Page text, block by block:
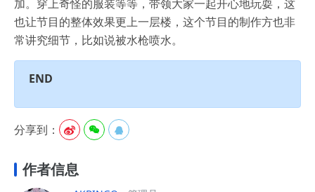
加。穿上奇怪的服装等等，带领大家一起开心地玩耍，这
也让节目的整体效果更上一层楼，这个节目的制作方也非
常讲究细节，比如说被水枪喷水。
END
分享到：   
作者信息